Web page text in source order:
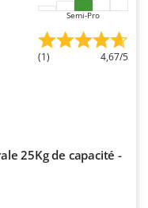
Semi-Pro
(1) 4,67/5
25Kg de capacité -